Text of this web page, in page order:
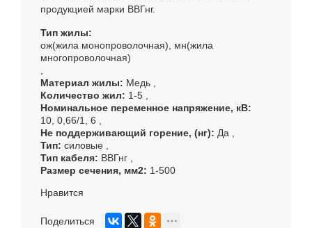
продукцией марки ВВГнг.
Тип жилы
ож(жила монопроволочная), мн(жила
многопроволочная)
Материал жилы
Медь
Количество жил
1-5
Номинальное переменное напряжение, кВ
10, 0,66/1, 6
Не поддерживающий горение, (нг)
Да
Тип силовые
Тип кабеля
ВВГнг
Размер сечения, мм2
1-500
Нравится
Поделиться